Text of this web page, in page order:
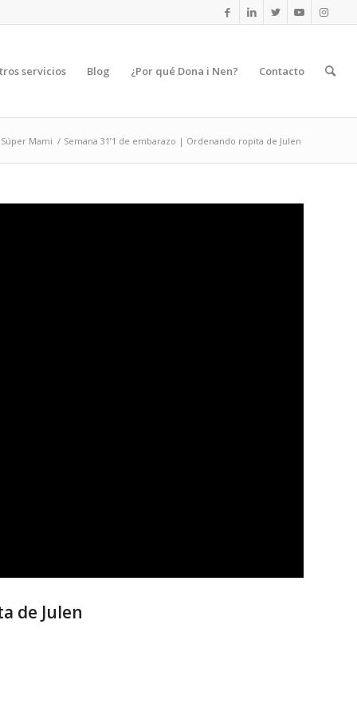
servicios Blog ¿Por qué Dona i Nen? Contacto
Súper Mami / Semana 31’1 de embarazo | Ordenando ropita de Julen
de Julen